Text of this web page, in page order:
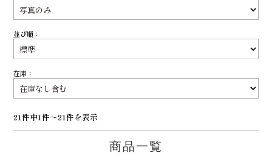
並び順：
在庫：
21件中1件～21件を表示
商品一覧